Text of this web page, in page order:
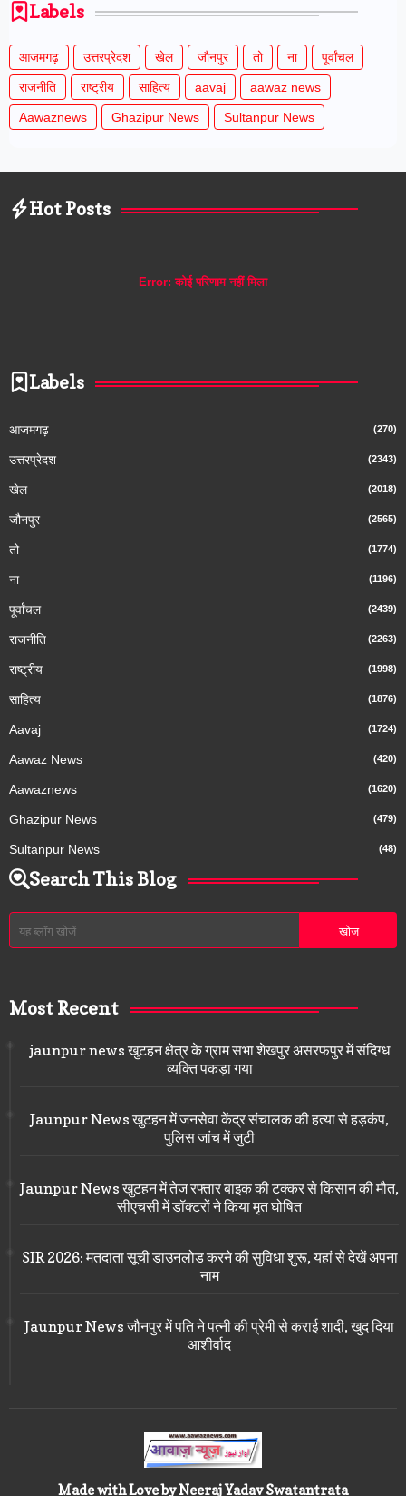
Labels
आजमगढ़ उत्तरप्रेदश खेल जौनपुर तो ना पूर्वांचल
राजनीति राष्ट्रीय साहित्य aavaj aawaz news
Aawaznews Ghazipur News Sultanpur News
Hot Posts
Error: कोई परिणाम नहीं मिला
Labels
आजमगढ़ (270)
उत्तरप्रेदश (2343)
खेल (2018)
जौनपुर (2565)
तो (1774)
ना (1196)
पूर्वांचल (2439)
राजनीति (2263)
राष्ट्रीय (1998)
साहित्य (1876)
Aavaj (1724)
Aawaz News (420)
Aawaznews (1620)
Ghazipur News (479)
Sultanpur News (48)
Search This Blog
Most Recent
jaunpur news खुटहन क्षेत्र के ग्राम सभा शेखपुर असरफपुर में संदिग्ध
व्यक्ति पकड़ा गया
Jaunpur News खुटहन में जनसेवा केंद्र संचालक की हत्या से हड़कंप,
पुलिस जांच में जुटी
Jaunpur News खुटहन में तेज रफ्तार बाइक की टक्कर से किसान की मौत,
सीएचसी में डॉक्टरों ने किया मृत घोषित
SIR 2026: मतदाता सूची डाउनलोड करने की सुविधा शुरू, यहां से देखें अपना
नाम
Jaunpur News जौनपुर में पति ने पत्नी की प्रेमी से कराई शादी, खुद दिया
आशीर्वाद
Made with Love by Neeraj Yadav Swatantrata